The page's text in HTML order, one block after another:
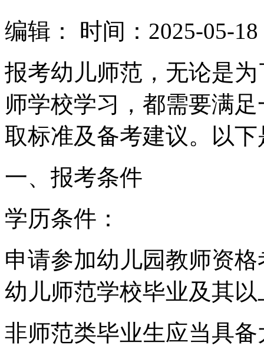
编辑：
时间：2025-05-18
报考幼儿师范，无论是
师学校学习，都需要满
取标准及备考建议。以
一、报考条件
学历条件：
申请参加幼儿园教师资
幼儿师范学校毕业及其
非师范类毕业生应当具